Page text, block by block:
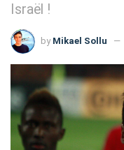
Israël !
by Mikael Sollu